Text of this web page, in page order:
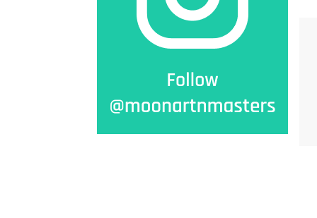
Suntai YOO
Tae Ho KIM
YOO Youngkuk